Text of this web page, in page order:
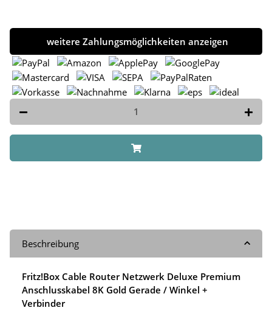
weitere Zahlungsmöglichkeiten anzeigen
Beschreibung
Fritz!Box Cable Router Netzwerk Deluxe Premium
Anschlusskabel 8K Gold Gerade / Winkel +
Verbinder